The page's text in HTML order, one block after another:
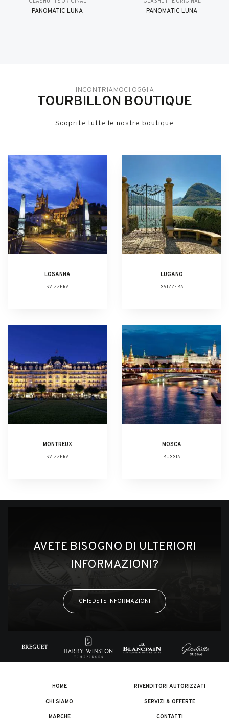
GLASHÜTTE ORIGINAL
PANOMATIC LUNA
GLASHÜTTE ORIGINAL
PANOMATIC LUNA
INCONTRIAMOCI OGGI A
TOURBILLON BOUTIQUE
Scoprite tutte le nostre boutique
LOSANNA
SVIZZERA
LUGANO
SVIZZERA
MONTREUX
SVIZZERA
MOSCA
RUSSIA
AVETE BISOGNO DI ULTERIORI
INFORMAZIONI?
CHIEDETE INFORMAZIONI
HOME
CHI SIAMO
MARCHE
RIVENDITORI AUTORIZZATI
SERVIZI & OFFERTE
CONTATTI